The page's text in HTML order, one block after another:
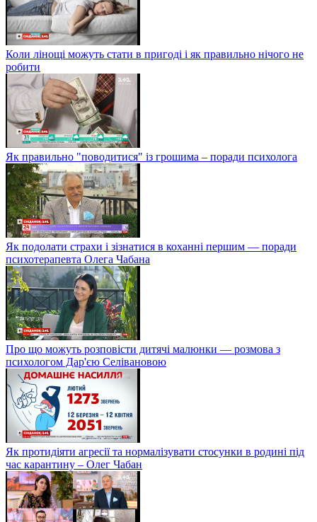
Коли лінощі можуть стати в пригоді і як правильно нічого не
робити
Як правильно "поводитися" із грошима – поради психолога
Як подолати страхи і зізнатися в коханні першим — поради
психотерапевта Олега Чабана
Про що можуть розповісти дитячі малюнки — розмова з
психологом Дар'єю Селівановою
Як протидіяти агресії та нормалізувати стосунки в родині під
час карантину – Олег Чабан